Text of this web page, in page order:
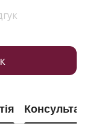
Консультація